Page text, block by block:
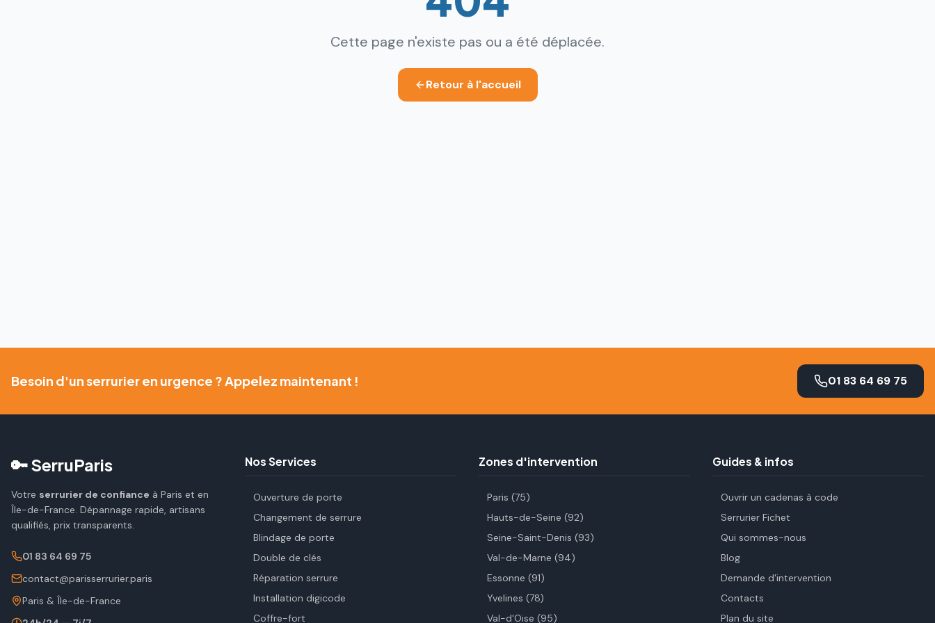
Cette page n'existe pas ou a été déplacée.
Retour à l'accueil
Besoin d'un serrurier en urgence ? Appelez maintenant ! 01 83 64 69 75
🔑 SerruParis
Votre serrurier de confiance à Paris et en
Île-de-France. Dépannage rapide, artisans
qualifiés, prix transparents.
01 83 64 69 75
contact@parisserrurier.paris
Paris & Île-de-France
Nos Services
Ouverture de porte
Changement de serrure
Blindage de porte
Double de clés
Réparation serrure
Installation digicode
Coffre-fort
Zones d'intervention
Paris (75)
Hauts-de-Seine (92)
Seine-Saint-Denis (93)
Val-de-Marne (94)
Essonne (91)
Yvelines (78)
Val-d'Oise (95)
Guides & infos
Ouvrir un cadenas à code
Serrurier Fichet
Qui sommes-nous
Blog
Demande d'intervention
Contacts
Plan du site